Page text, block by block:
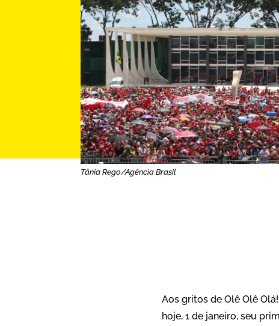
Tânia Rego/Agência Brasil
Aos gritos de Olê Olê
hoje, 1 de janeiro, seu